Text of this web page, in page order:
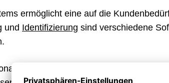
ermöglicht eine auf die
und Identifizierung sind verschiedene
mehrere Funktionseinheiten